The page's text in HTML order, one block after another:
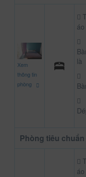
Xem
thông tin
phòng
áo
là
Phòng tiêu chuẩn
áo